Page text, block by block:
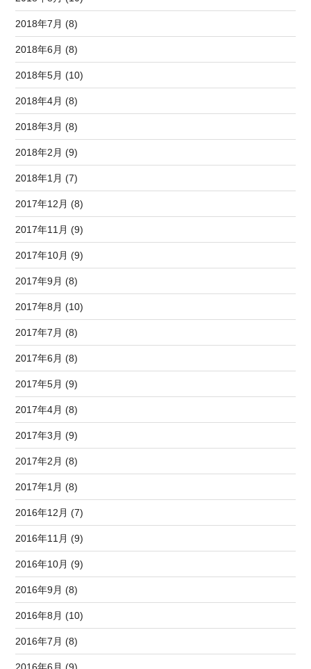
2018年7月 (8)
2018年6月 (8)
2018年5月 (10)
2018年4月 (8)
2018年3月 (8)
2018年2月 (9)
2018年1月 (7)
2017年12月 (8)
2017年11月 (9)
2017年10月 (9)
2017年9月 (8)
2017年8月 (10)
2017年7月 (8)
2017年6月 (8)
2017年5月 (9)
2017年4月 (8)
2017年3月 (9)
2017年2月 (8)
2017年1月 (8)
2016年12月 (7)
2016年11月 (9)
2016年10月 (9)
2016年9月 (8)
2016年8月 (10)
2016年7月 (8)